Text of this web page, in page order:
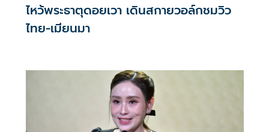
ไหว้พระธาตุดอยเวา เดินสกายวอล์กชมวิว
ไทย-เมียนมา